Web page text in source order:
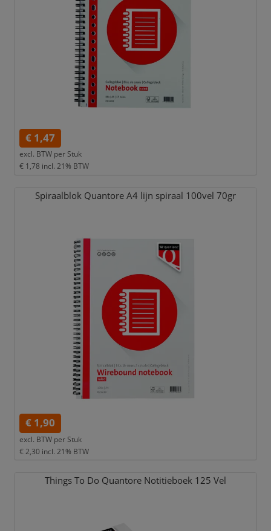
€ 1,47
excl. BTW per Stuk
€ 1,78 incl. 21% BTW
Spiraalblok Quantore A4 lijn spiraal 100vel 70gr
€ 1,90
excl. BTW per Stuk
€ 2,30 incl. 21% BTW
Things To Do Quantore Notitieboek 125 Vel